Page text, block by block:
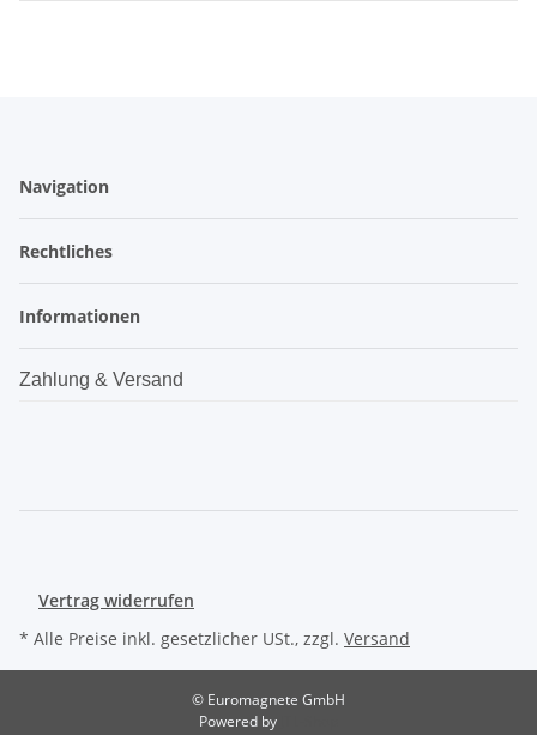
Navigation
Rechtliches
Informationen
Zahlung & Versand
Vertrag widerrufen
* Alle Preise inkl. gesetzlicher USt., zzgl. Versand
© Euromagnete GmbH
Powered by